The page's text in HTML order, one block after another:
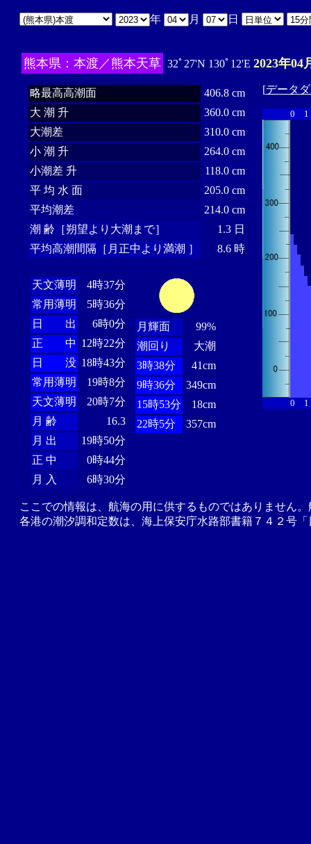
年 月 日
熊本県：本渡／熊本天草 32ﾟ27'N 130ﾟ12'E 2023年04
略最高高潮面
406.8 cm
大 潮 升
360.0 cm
大潮差
310.0 cm
小 潮 升
264.0 cm
小潮差 升
118.0 cm
平 均 水 面
205.0 cm
平均潮差
214.0 cm
潮 齢［朔望より大潮まで］
1.3 日
平均高潮間隔［月正中より満潮 ］
8.6 時
天文薄明
4時37分
常用薄明
5時36分
日 出
6時0分
正 中 12時22分
日 没 18時43分
常用薄明
19時8分
天文薄明
20時7分
月 齢
16.3
月 出
19時50分
正 中
0時44分
月 入
6時30分
月輝面
99%
潮回り
大潮
3時38分
41cm
9時36分
349cm
15時53分
18cm
22時5分
357cm
[データ
0 1
0 1
ここでの情報は、航海の用に供するものではありません
各港の潮汐調和定数は、海上保安庁水路部書籍７４２号